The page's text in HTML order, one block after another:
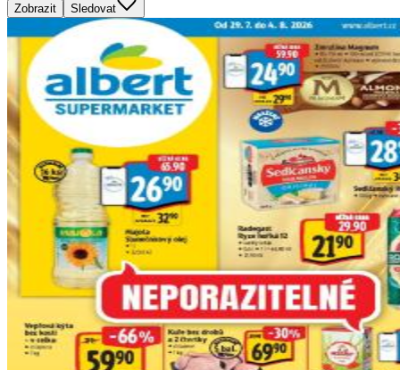
Zobrazit Sledovat